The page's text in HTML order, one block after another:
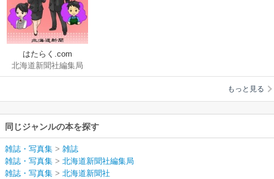
はたらく.com
北海道新聞社編集局
もっと見る
同じジャンルの本を探す
雑誌・写真集 > 雑誌
雑誌・写真集 > 北海道新聞社編集局
雑誌・写真集 > 北海道新聞社